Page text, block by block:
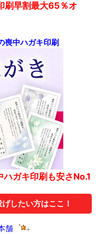
刷早割最大65％オ
喪中ハガキ印刷
ガキ印刷も安さNo.1
したい方はここ！
舗